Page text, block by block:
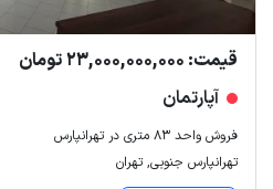
قیمت: 23,000,000,000 تومان
آپارتمان
فروش واحد ۸۳ متری در تهرانپارس
تهرانپارس جنوبی, تهران